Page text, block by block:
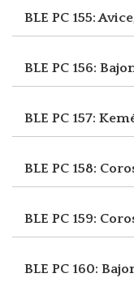
BLE PC 155:
BLE PC 156:
BLE PC 157:
BLE PC 158:
BLE PC 159:
BLE PC 160: